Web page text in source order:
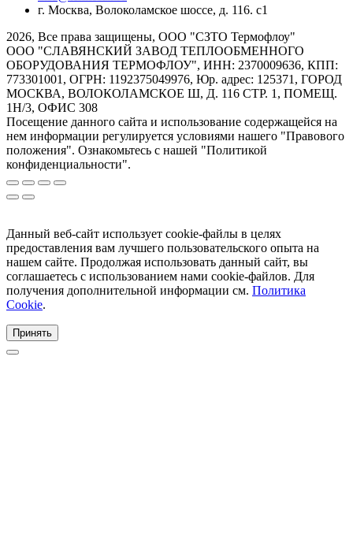
г. Москва, Волоколамское шоссе, д. 116. с1
2026, Все права защищены, ООО "СЗТО Термофлоу"
ООО "СЛАВЯНСКИЙ ЗАВОД ТЕПЛООБМЕННОГО
ОБОРУДОВАНИЯ ТЕРМОФЛОУ", ИНН: 2370009636, КПП:
773301001, ОГРН: 1192375049976, Юр. адрес: 125371, ГОРОД
МОСКВА, ВОЛОКОЛАМСКОЕ Ш, Д. 116 СТР. 1, ПОМЕЩ.
1Н/3, ОФИС 308
Посещение данного сайта и использование содержащейся на
нем информации регулируется условиями нашего "Правового
положения". Ознакомьтесь с нашей "Политикой
конфиденциальности".
Данный веб-сайт использует cookie-файлы в целях
предоставления вам лучшего пользовательского опыта на
нашем сайте. Продолжая использовать данный сайт, вы
соглашаетесь с использованием нами cookie-файлов. Для
получения дополнительной информации см. Политика
Cookie.
Принять